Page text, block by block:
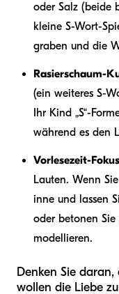
oder Salz (beide
kleine S-Wort-
graben und die
Rasierschaum-
(ein weiteres S-
Ihr Kind „S“-
während es den
Vorlesezeit-
Lauten. Wenn
inne und lassen
oder betonen
modellieren.
Denken Sie
wollen die Liebe